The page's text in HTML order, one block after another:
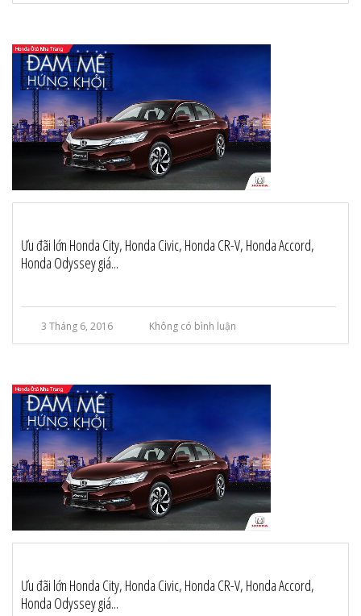
Ưu đãi lớn Honda City, Honda Civic, Honda CR-V, Honda Accord,
Honda Odyssey giá...
3 Tháng 6, 2016 Không có bình luận
Ưu đãi lớn Honda City, Honda Civic, Honda CR-V, Honda Accord,
Honda Odyssey giá...